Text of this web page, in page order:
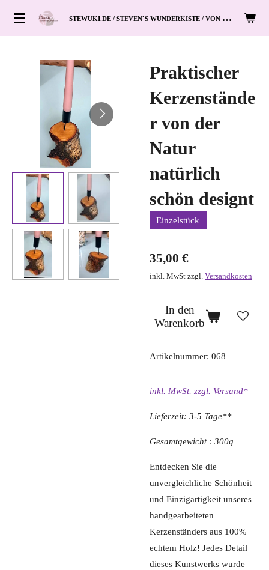
Zum
S
TEWUKI.DE / STEVEN`S WUNDERKISTE / VON HAND ZUM HERZ
Praktischer
Kerzenstände
r von der
Natur
natürlich
schön designt
Einzelstück
35,00 €
inkl. MwSt zzgl. Versandkosten
In den
Warenkorb
Artikelnummer: 068
inkl. MwSt. zzgl. Versand*
Lieferzeit: 3-5 Tage**
Gesamtgewicht : 300g
Entdecken Sie die
unvergleichliche Schönheit
und Einzigartigkeit unseres
handgearbeiteten
Kerzenständers aus 100%
echtem Holz! Jedes Detail
dieses Kunstwerks wurde